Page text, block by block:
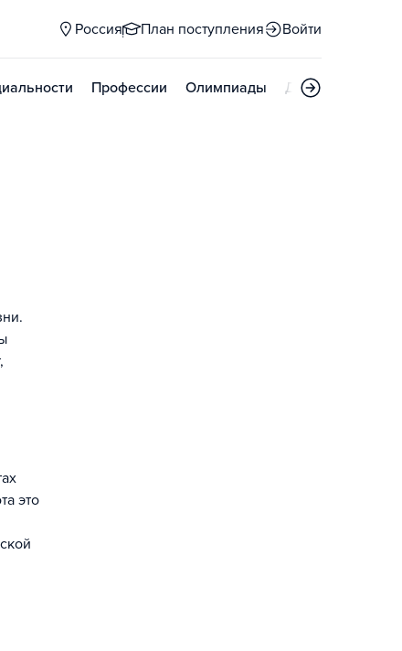
Россия План поступления Войти
Профессии Олимпиады Дни открытых
это